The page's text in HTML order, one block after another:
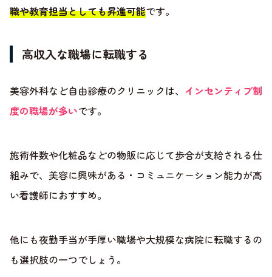
職や教育担当としても昇進可能です。
高収入な職場に転職する
美容外科など自由診療のクリニックは、 インセンティブ制
度の職場が多いです。
施術件数や化粧品などの物販に応じて歩合が支給される仕
組みで、美容に興味がある・コミュニケーション能力が高
い看護師におすすめ。
他にも夜勤手当が手厚い職場や大規模な病院に転職するの
も選択肢の一つでしょう。